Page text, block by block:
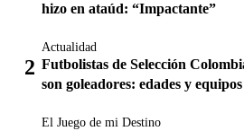
hizo en ataúd: “Impactante”
Actualidad
Futbolistas de Selección
son goleadores: edades y equipos
El Juego de mi Destino